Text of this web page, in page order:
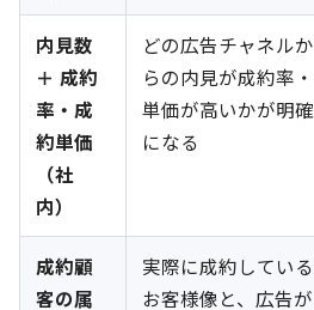
内見数
＋ 成約
率・成
約単価
（社
内）
どの広告チャネルか
らの内見が成約率・
単価が高いかが明確
になる
成約顧
客の属
実際に成約している
お客様像と、広告が